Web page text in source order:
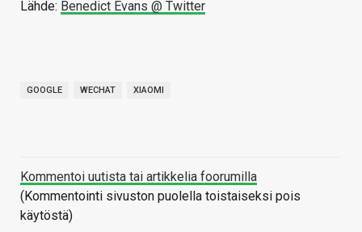
Lähde: Benedict Evans @ Twitter
GOOGLE WECHAT XIAOMI
Kommentoi uutista tai artikkelia foorumilla
(Kommentointi sivuston puolella toistaiseksi pois
käytöstä)